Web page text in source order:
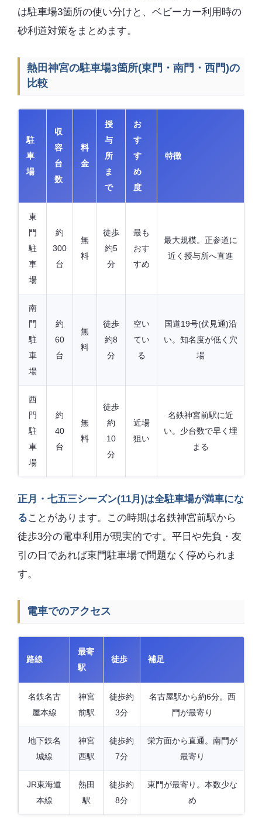
は駐車場3箇所の使い分けと、ベビーカー利用時の
砂利道対策をまとめます。
熱田神宮の駐車場3箇所(東門・南門・西門)の
比較
駐
車
場
収
容
台
数
料
金
授
与
所
ま
で
お
す
す
め
度
特徴
東
門
駐
車
場
約
300
台
無
料
徒歩
約5
分
最も
おす
すめ
最大規模。正参道に
近く授与所へ直進
南
門
駐
車
場
約
60
台
無
料
徒歩
約8
分
空い
てい
る
国道19号(伏見通)沿
い。知名度が低く穴
場
西
門
駐
車
場
約
40
台
無
料
徒歩
約
10
分
近場
狙い
名鉄神宮前駅に近
い。少台数で早く埋
まる
正月・七五三シーズン(11月)は全駐車場が満車にな
ることがあります。この時期は名鉄神宮前駅から
徒歩3分の電車利用が現実的です。平日や先負・友
引の日であれば東門駐車場で問題なく停められま
す。
電車でのアクセス
路線
最寄
駅
徒歩 補足
名鉄名古
屋本線
神宮
前駅
徒歩約
3分
名古屋駅から約6分。西
門が最寄り
地下鉄名
城線
神宮
西駅
徒歩約
7分
栄方面から直通。南門が
最寄り
JR東海道
本線
熱田
駅
徒歩約
8分
東門が最寄り。本数少な
め